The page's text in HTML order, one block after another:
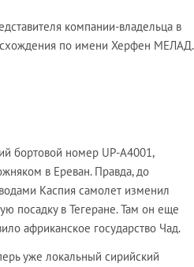
компании-владельца в
по имени Херфен МЕЛАД.
бортовой номер UP-A4001,
в Ереван. Правда, до
Каспия самолет изменил
посадку в Тегеране. Там он еще
африканское государство Чад.
уже локальный сирийский